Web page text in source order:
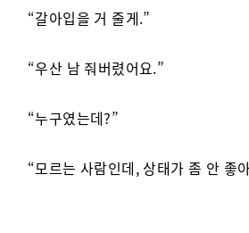
“갈아입을 거 줄게.”
“우산 남 줘버렸어요.”
“누구였는데?”
“모르는 사람인데, 상태가 좀 안 좋